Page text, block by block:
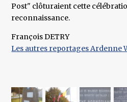
Post" clôturaient cette
reconnaissance.
François DETRY
Les autres reportages Ardenne